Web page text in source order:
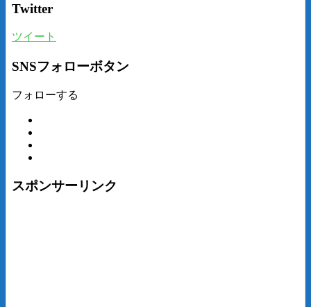
Twitter
ツイート
SNSフォローボタン
フォローする
スポンサーリンク